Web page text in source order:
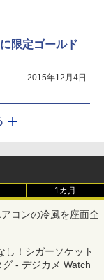
限定ゴールド
2015年12月4日
1カ月
コンの冷風を座面全
し！シガーソケット
- デジカメ Watch